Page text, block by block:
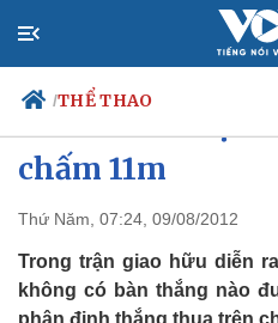
/THỂ THAO
Chính trị
Đảng
Tổ chức nhân sự
Quốc hội
chấm 11m
Thứ Năm, 07:24, 09/08/2012
Trong trận giao hữu diễn
không có bàn thắng nào
phân định thắng thua trên